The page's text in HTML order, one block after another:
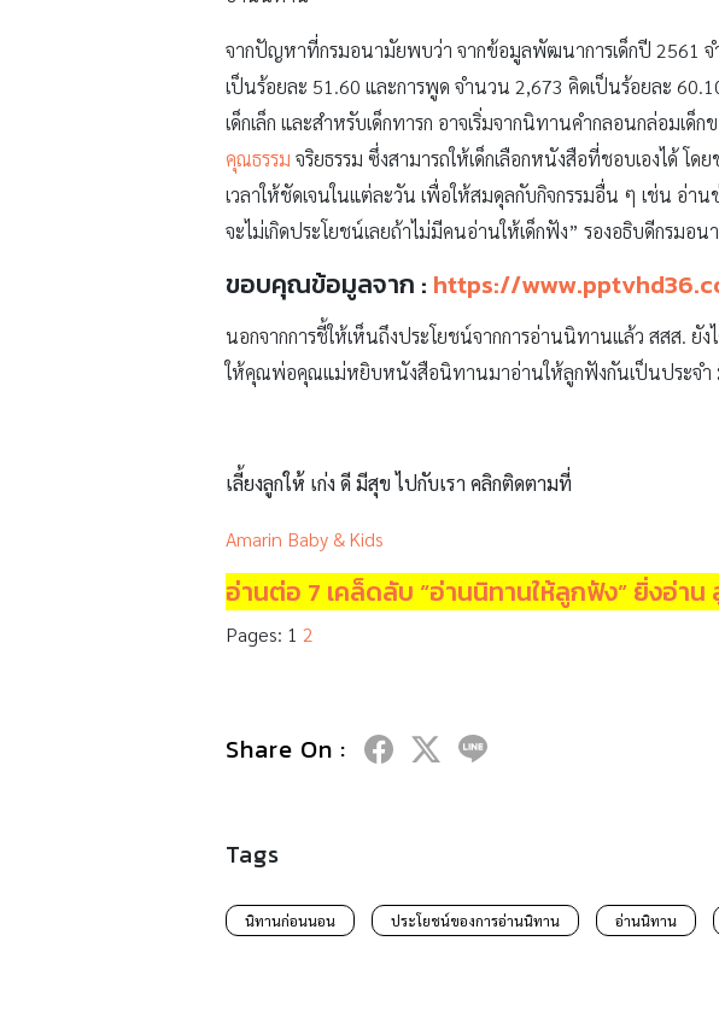
จากปัญหาที่กรมอนามัยพบว่า จากข้อมูลพัฒนาการเด็กปี 2561
เป็นร้อยละ 51.60 และการพูด จำนวน 2,673 คิดเป็นร้อยละ
เด็กเล็ก และสำหรับเด็กทารก อาจเริ่มจากนิทานคำกลอนกล่อมเด็
คุณธรรม จริยธรรม ซึ่งสามารถให้เด็กเลือกหนังสือที่ชอบเองได้
เวลาให้ชัดเจนในแต่ละวัน เพื่อให้สมดุลกับกิจกรรมอื่น ๆ เช่น
จะไม่เกิดประโยชน์เลยถ้าไม่มีคนอ่านให้เด็กฟัง” รองอธิบดีกรมอน
ขอบคุณข้อมูลจาก : https://
นอกจากการชี้ให้เห็นถึงประโยชน์จากการอ่านนิทานแล้ว สสส. ยั
ให้คุณพ่อคุณแม่หยิบหนังสือนิทานมาอ่านให้ลูกฟังกันเป็นประจำ
เลี้ยงลูกให้ เก่ง ดี มีสุข ไปกับเรา คลิกติดตามที่
Amarin Baby & Kids
อ่านต่อ 7 เคล็ดลับ “อ่านนิทานให้ลูกฟัง” ยิ่งอ่าน
Pages: 1 2
Share On :
Tags
นิทานก่อนนอน ประโยชน์ของการอ่านนิทาน อ่านนิทาน